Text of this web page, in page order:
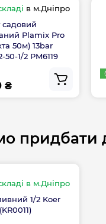
30, 50 м
токсичних речовин
на садовий
за умови
в м.Дніпро
Plamix Pro
50м) 13bar
50-1/2 PM6119
₴
придбати
в м.Дніпро
1/2 Koer